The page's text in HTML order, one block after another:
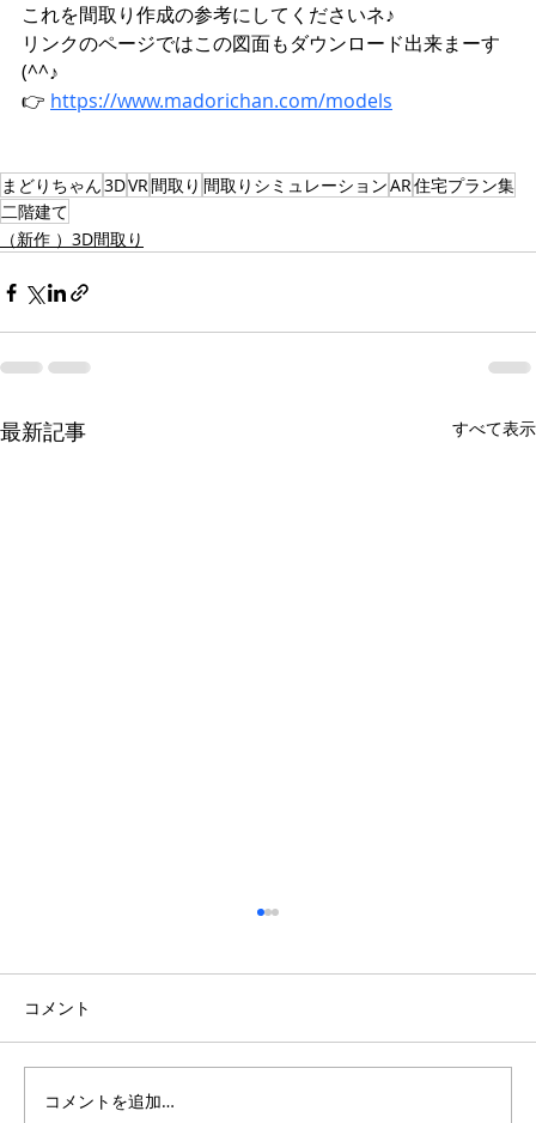
これを間取り作成の参考にしてくださいネ♪
リンクのページではこの図面もダウンロード出来まーす
(^^♪
👉 https://www.madorichan.com/models
まどりちゃん3DVR間取り 間取りシミュレーションAR住宅プラン集
二階建て
（新作 ）3D間取り
最新記事 すべて表示
コメント
コメントを追加…